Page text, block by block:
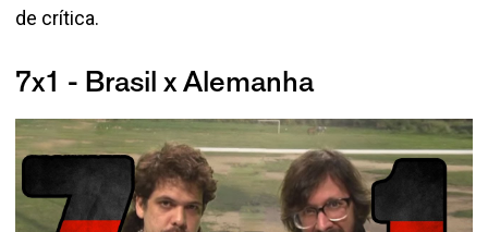
de crítica.
7x1 - Brasil x Alemanha